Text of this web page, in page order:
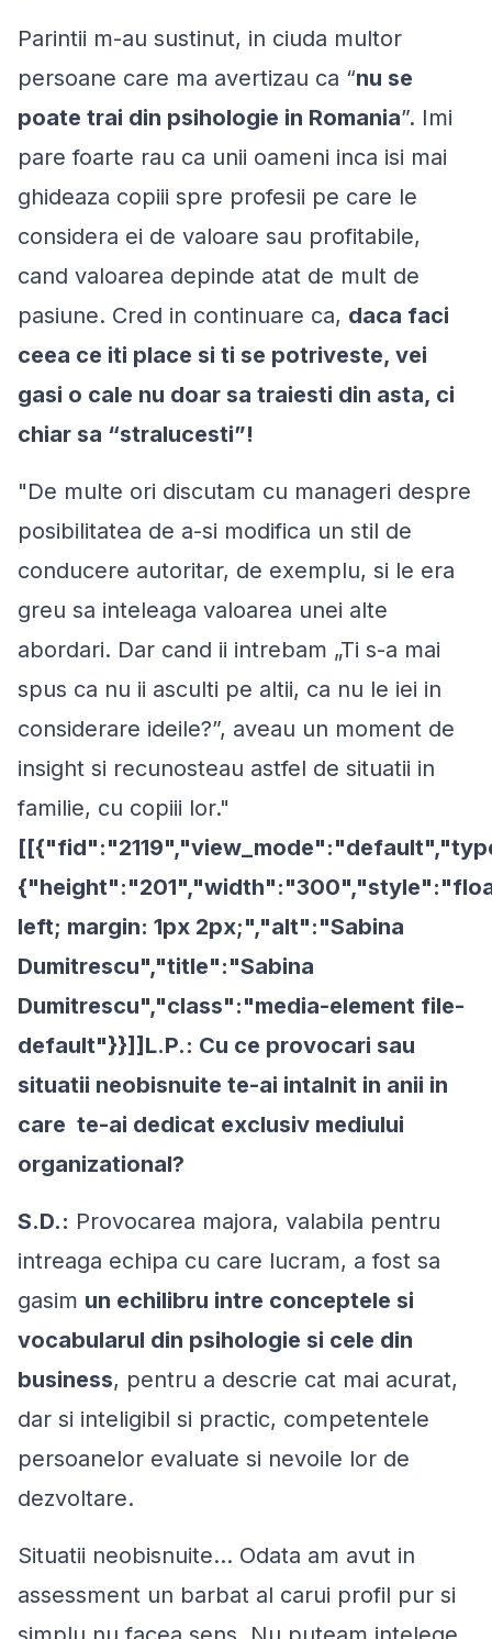
Parintii m-au sustinut, in ciuda multor
persoane care ma avertizau ca “nu se
poate trai din psihologie in Romania”. Imi
pare foarte rau ca unii oameni inca isi mai
ghideaza copiii spre profesii pe care le
considera ei de valoare sau profitabile,
cand valoarea depinde atat de mult de
pasiune. Cred in continuare ca, daca faci
ceea ce iti place si ti se potriveste, vei
gasi o cale nu doar sa traiesti din asta, ci
chiar sa “stralucesti”!
"De multe ori discutam cu manageri despre
posibilitatea de a-si modifica un stil de
conducere autoritar, de exemplu, si le era
greu sa inteleaga valoarea unei alte
abordari. Dar cand ii intrebam „Ti s-a mai
spus ca nu ii asculti pe altii, ca nu le iei in
considerare ideile?”, aveau un moment de
insight si recunosteau astfel de situatii in
familie, cu copiii lor."
left; margin: 1px 2px;","alt":"Sabina
Dumitrescu","title":"Sabina
Dumitrescu","class":"media-element file-
default"}}]]L.P.: Cu ce provocari sau
situatii neobisnuite te-ai intalnit in anii in
care te-ai dedicat exclusiv mediului
organizational?
S.D.: Provocarea majora, valabila pentru
intreaga echipa cu care lucram, a fost sa
gasim un echilibru intre conceptele si
vocabularul din psihologie si cele din
business, pentru a descrie cat mai acurat,
dar si inteligibil si practic, competentele
persoanelor evaluate si nevoile lor de
dezvoltare.
Situatii neobisnuite... Odata am avut in
assessment un barbat al carui profil pur si